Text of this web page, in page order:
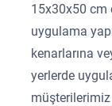
15x30x50 cm
uygulama
kenarlarına
yerlerde